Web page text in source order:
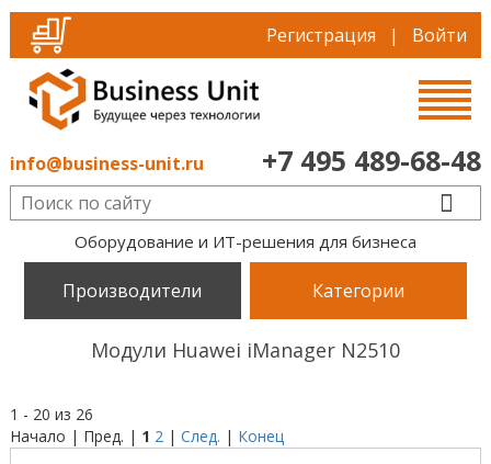
Регистрация | Войти
info@business-unit.ru +7 495 489-68-48
Оборудование и ИТ-решения для бизнеса
Производители Категории
Модули Huawei iManager N2510
1 - 20 из 26
Начало | Пред. | 1 2| След. | Конец